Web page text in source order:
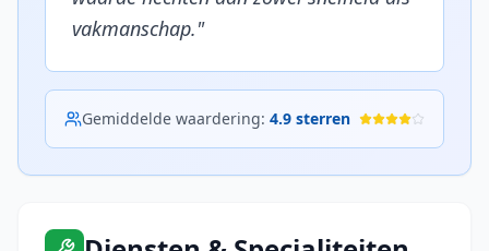
vakmanschap."
Gemiddelde waardering: 4.9 sterren